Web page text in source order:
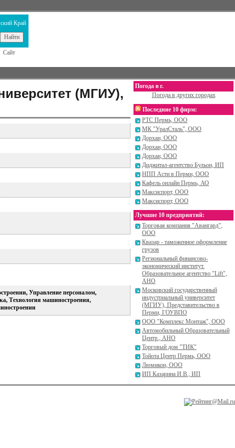
Край
Сайт
(МГИУ),
Управление персоналом,
Технология машиностроения,
Погода в г.
Погода в других городах
Последние 10 фирм:
РТС Пермь, ООО
МК "УралСталь", ООО
Дорхан, ООО
Дорхан, ООО
Дорхан, ООО
Диджитал-агентство Бульон, ИП
НПП Асти в Перми, ООО
Кафель онлайн Пермь, АО
Максиспорт, ООО
Максиспорт, ООО
Лучшие 10 предприятий:
Торговая компания "Авангард",
ООО
Квазар - таможенное оформление
грузов
Региональный финансово-
экономический институт.
Образовательное агентство "Lift",
АНО
Московский государственный
индустриальный университет
(МГИУ), Представительство в
Перми, ГОУВПО
ООО "Комплекс Монтаж", ООО
Автомобильный Образовательный
Центр., АНО
Торговый дом "ТИК"
Тойота Центр Пермь, ООО
Люмикон, ООО
ИП Казарина И.В., ИП